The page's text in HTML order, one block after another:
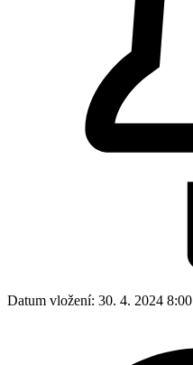
Datum vložení: 30. 4. 2024 8:00